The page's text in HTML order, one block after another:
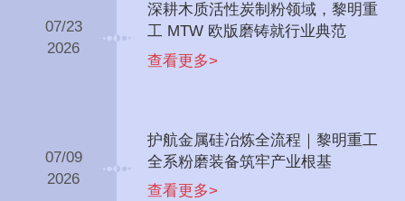
07/23
2026
深耕木质活性炭制粉领域，黎明重
工 MTW 欧版磨铸就行业典范
查看更多>
07/09
2026
护航金属硅冶炼全流程｜黎明重工
全系粉磨装备筑牢产业根基
查看更多>